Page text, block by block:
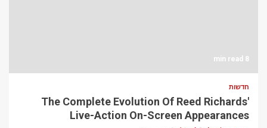
8 min read
חדשות
The Complete Evolution Of Reed Richards'
Live-Action On-Screen Appearances